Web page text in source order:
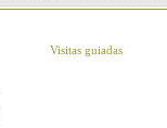
Visitas guiadas